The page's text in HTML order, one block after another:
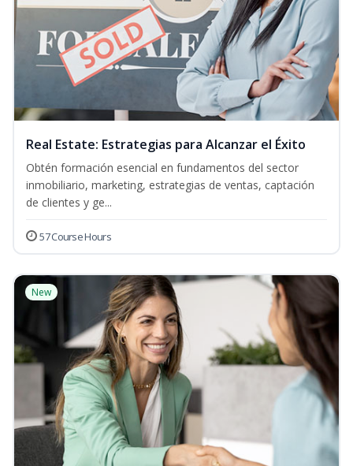
Real Estate: Estrategias para Alcanzar el Éxito
Obtén formación esencial en fundamentos del sector
inmobiliario, marketing, estrategias de ventas, captación
de clientes y ge...
57 Course Hours
New